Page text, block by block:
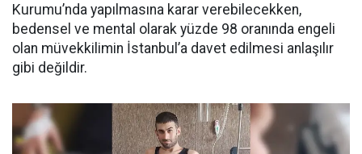
Kurumu’nda yapılmasına karar verebilecekken,
bedensel ve mental olarak yüzde 98 oranında engeli
olan müvekkilimin İstanbul’a davet edilmesi anlaşılır
gibi değildir.